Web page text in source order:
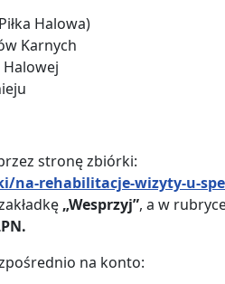
Halowa)
Karnych
Halowej
stronę zbiórki:
na-rehabilitacje-wizyty-u-
„Wesprzyj”, a w
na konto: